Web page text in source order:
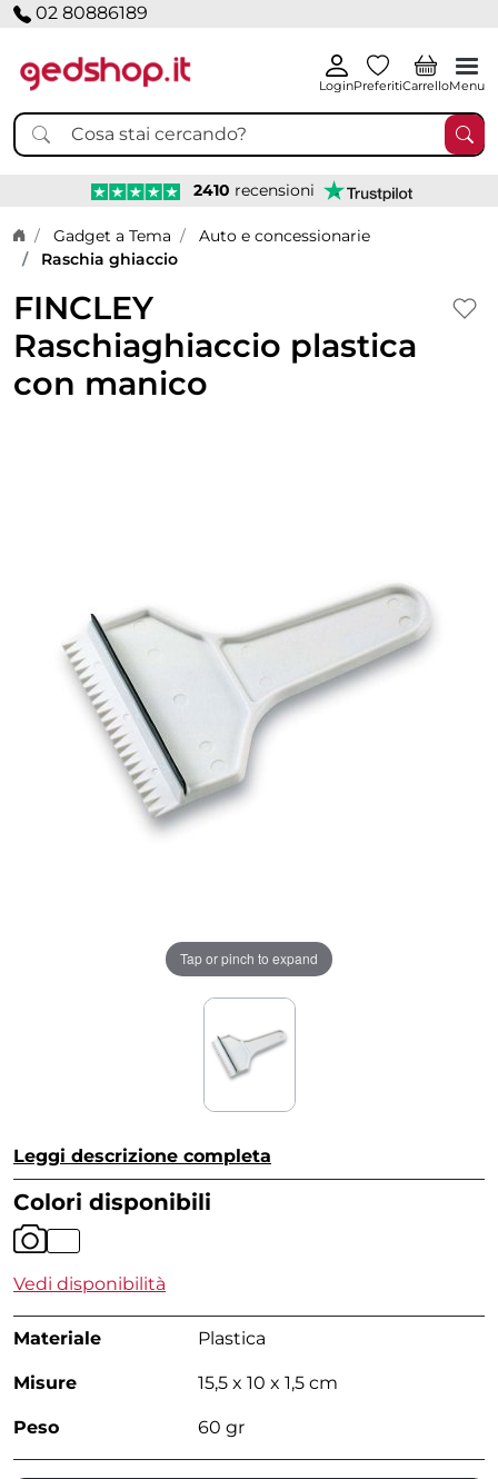
02 80886189
LoginPreferitiCarrelloMenu
2410 recensioni
Home page
Gadget a Tema
Auto e concessionarie
Raschia ghiaccio
FINCLEY
Raschiaghiaccio plastica
con manico
Tap or pinch to expand
Leggi descrizione completa
Colori disponibili
Vedi disponibilità
Materiale Plastica
Misure 15,5 x 10 x 1,5 cm
Peso 60 gr